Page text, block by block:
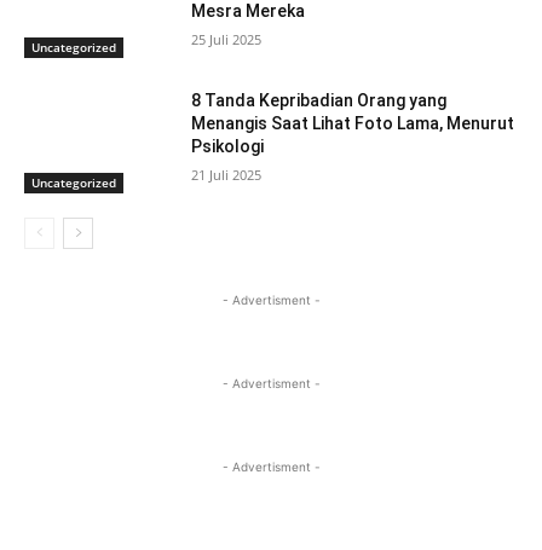
Uncategorized
Mesra Mereka
25 Juli 2025
Uncategorized
8 Tanda Kepribadian Orang yang
Menangis Saat Lihat Foto Lama, Menurut
Psikologi
21 Juli 2025
- Advertisment -
- Advertisment -
- Advertisment -